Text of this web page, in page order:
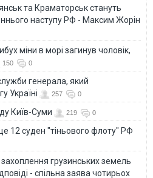
та Краматорськ стануть
наступу РФ - Максим Жорін
міни в морі загинув чоловік,
150 0
генерала, який
Україні
257 0
Київ-Суми 219 0
12 суден "тіньового флоту" РФ
грузинських земель
- спільна заява чотирьох